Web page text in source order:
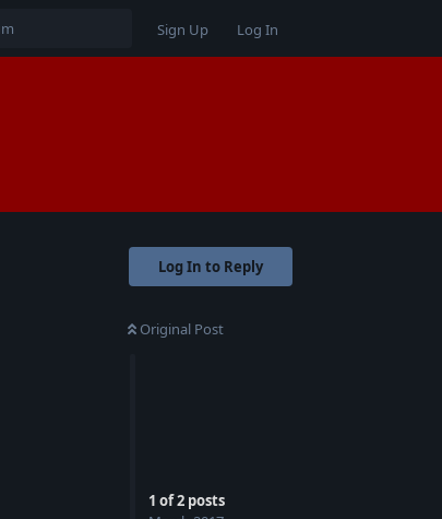
Sign Up Log In
Log In to Reply
Original Post
1 of2 posts